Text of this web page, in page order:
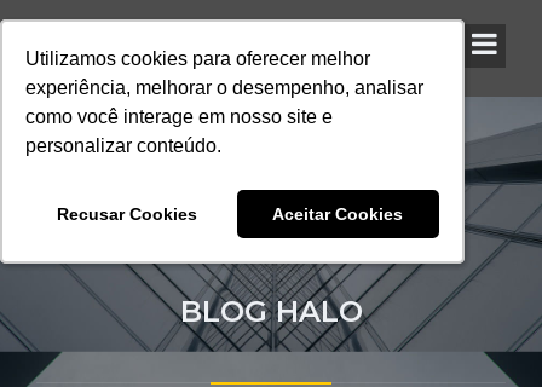
Utilizamos cookies para oferecer melhor
experiência, melhorar o desempenho, analisar
como você interage em nosso site e
personalizar conteúdo.
Recusar Cookies Aceitar Cookies
Utilizamos cookies para oferecer melhor
experiência, melhorar o desempenho, analisar
como você interage em nosso site e
personalizar conteúdo.
Recusar Cookies Aceitar Cookies
Utilizamos cookies para oferecer melhor
experiência, melhorar o desempenho, analisar
como você interage em nosso site e
personalizar conteúdo.
Recusar Cookies Aceitar Cookies
BLOG HALO